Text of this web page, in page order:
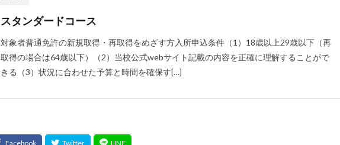
スタンダードコース
対象者普通免許の新規取得・再取得をめざす方入所申込条件（1）18歳以上29歳以下（再
取得の場合は64歳以下）（2）当校公式webサイト記載の内容を正確に理解することがで
きる（3）状況に合わせた予算と時間を確保す[…]